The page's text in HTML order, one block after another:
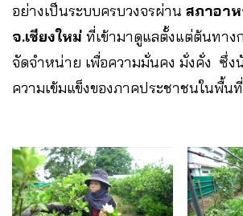
อย่างเป็นระบบครบวงจรผ่าน สภาอา
จ.เชียงใหม่ ที่เข้ามาดูแลตั้งแต่ต้นทาง
จัดจำหน่าย เพื่อความมั่นคง มั่งคั่ง ซึ่ง
ความเข้มแข็งของภาคประชาชนในพื้นที่